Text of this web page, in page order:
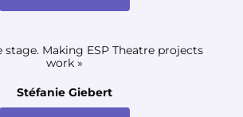
stage. Making ESP Theatre projects
work »
Stéfanie Giebert